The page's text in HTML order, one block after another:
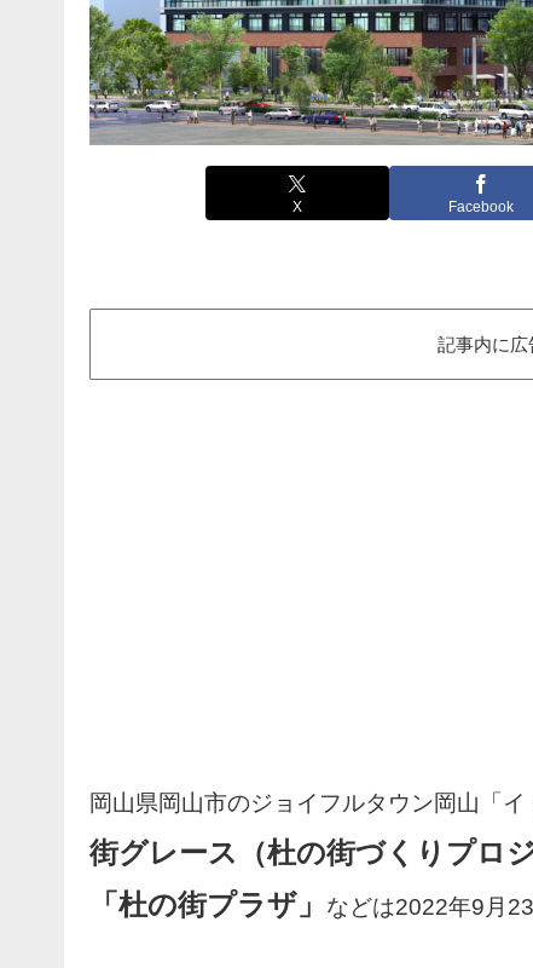
X Facebook
記事内に広
岡山県岡山市のジョイフルタウン岡山「
街グレース（杜の街づくりプロ
「杜の街プラザ」 などは2022年9月